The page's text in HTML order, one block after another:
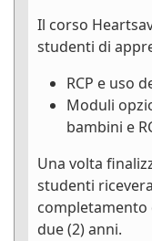
Il corso
studenti di
RCP e uso
Moduli
bambini e
Una volta
studenti
completamento
due (2) anni.